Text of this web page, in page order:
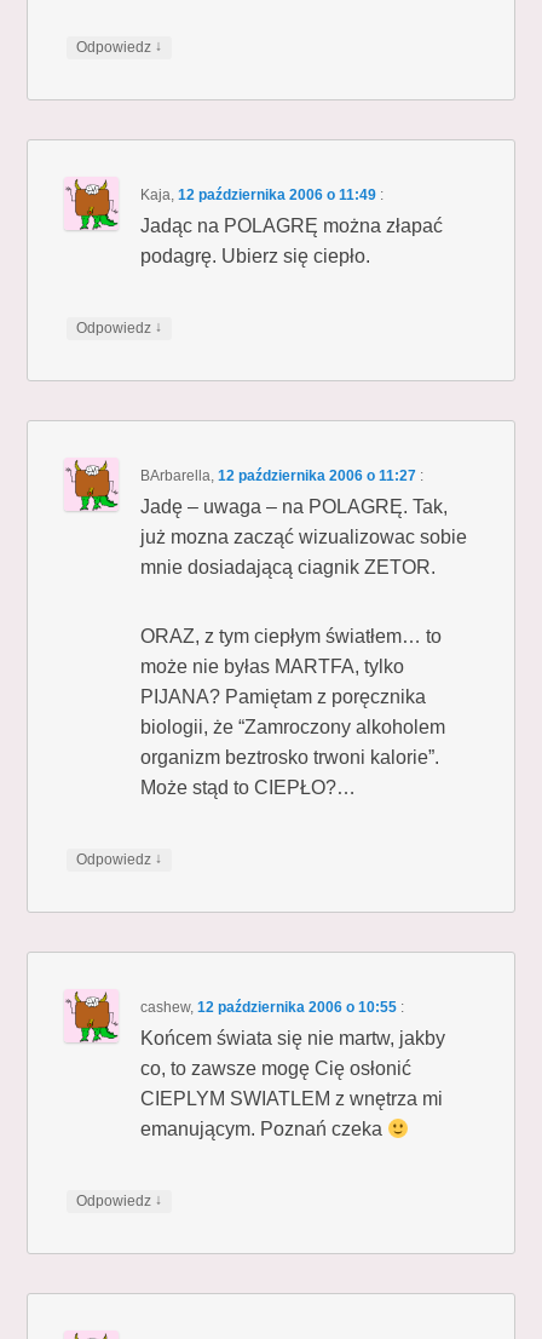
Odpowiedz ↓
Kaja,12 października 2006 o 11:49 :
Jadąc na POLAGRĘ można złapać
podagrę. Ubierz się ciepło.
Odpowiedz ↓
BArbarella,12 października 2006 o 11:27 :
Jadę – uwaga – na POLAGRĘ. Tak,
już mozna zacząć wizualizowac sobie
mnie dosiadającą ciagnik ZETOR.
ORAZ, z tym ciepłym światłem… to
może nie byłas MARTFA, tylko
PIJANA? Pamiętam z poręcznika
biologii, że “Zamroczony alkoholem
organizm beztrosko trwoni kalorie”.
Może stąd to CIEPŁO?…
Odpowiedz ↓
cashew,12 października 2006 o 10:55 :
Końcem świata się nie martw, jakby
co, to zawsze mogę Cię osłonić
CIEPLYM SWIATLEM z wnętrza mi
emanującym. Poznań czeka
Odpowiedz ↓